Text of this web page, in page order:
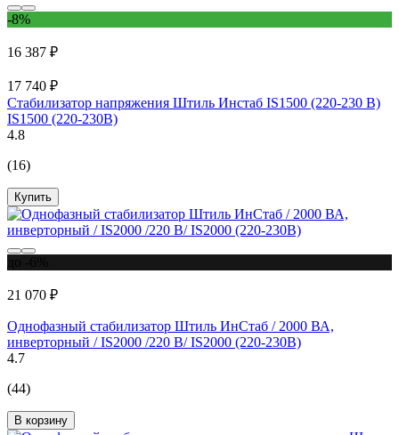
-8%
16 387 ₽
17 740 ₽
Стабилизатор напряжения Штиль Инстаб IS1500 (220-230 В)
IS1500 (220-230В)
4.8
(16)
Купить
21 070 ₽
Однофазный стабилизатор Штиль ИнСтаб / 2000 ВА,
инверторный / IS2000 /220 В/ IS2000 (220-230В)
4.7
(44)
В корзину